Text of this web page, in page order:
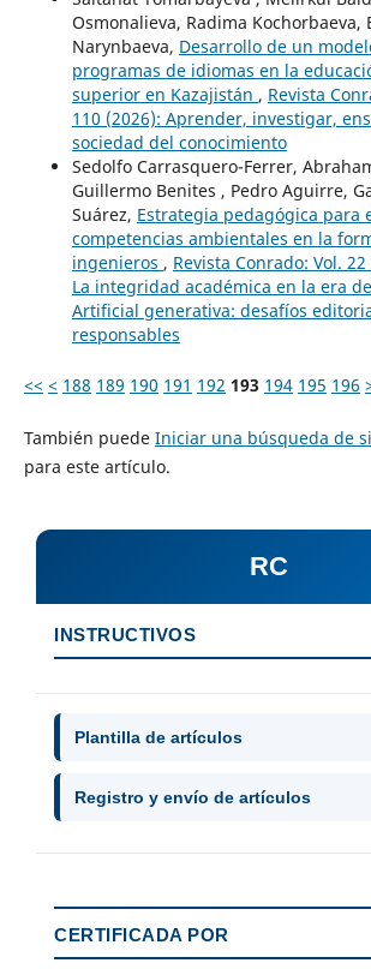
Osmonalieva, Radima Kochorbaeva,
Narynbaeva, Desarrollo de un
programas de idiomas en la
superior en Kazajistán , Revista
110 (2026): Aprender, investigar,
sociedad del conocimiento
Sedolfo Carrasquero-Ferrer,
Guillermo Benites , Pedro Aguirre,
Suárez, Estrategia pedagógica para
competencias ambientales en la
ingenieros , Revista Conrado: Vol.
La integridad académica en la era
Artificial generativa: desafíos
responsables
<< < 188 189 190 191 192 193 194 195 196
También puede Iniciar una búsqueda de
para este artículo.
RC
INSTRUCTIVOS
Plantilla de artículos
Registro y envío de artículos
CERTIFICADA POR